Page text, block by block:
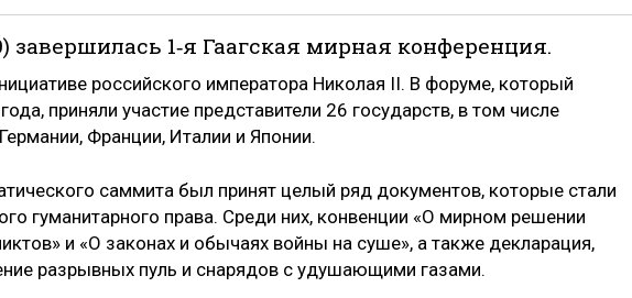
завершилась 1‑я Гаагская мирная конференция.
российского императора Николая II. В форуме, который
приняли участие представители 26 государств, в том числе
Франции, Италии и Японии.
саммита был принят целый ряд документов, которые стали
гуманитарного права. Среди них, конвенции «О мирном решении
и «О законах и обычаях войны на суше», а также декларация,
разрывных пуль и снарядов с удушающими газами.